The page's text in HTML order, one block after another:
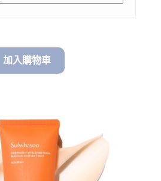
加入購物車